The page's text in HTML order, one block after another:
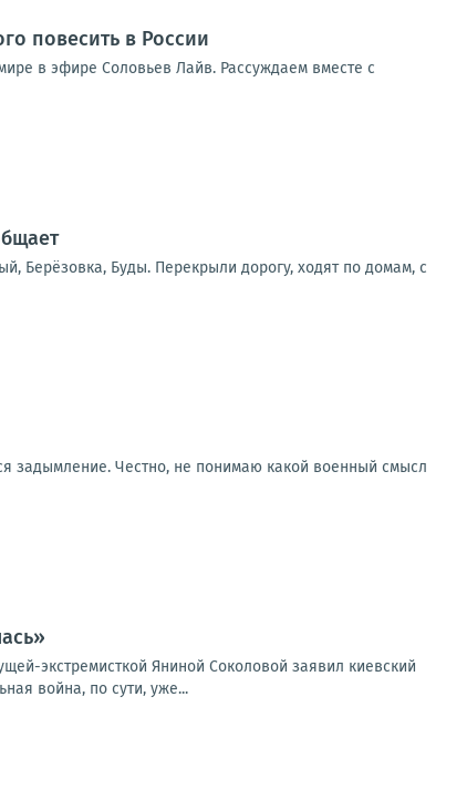
повесить в России
в эфире Соловьев Лайв. Рассуждаем вместе с
Берёзовка, Буды. Перекрыли дорогу, ходят по домам, с
задымление. Честно, не понимаю какой военный смысл
экстремисткой Яниной Соколовой заявил киевский
война, по сути, уже...